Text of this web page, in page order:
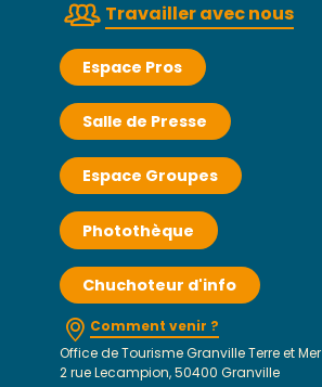
Travailler avec nous
Espace Pros
Salle de Presse
Espace Groupes
Photothèque
Chuchoteur d'info
Comment venir ?
Office de Tourisme Granville Terre et Mer
2 rue Lecampion, 50400 Granville